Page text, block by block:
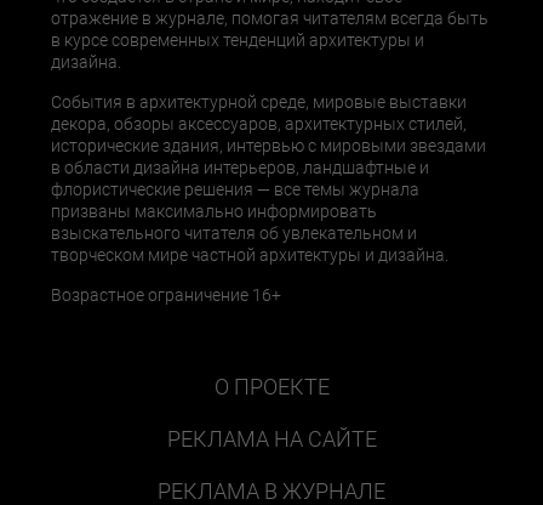
отражение в журнале, помогая читателям всегда быть
в курсе современных тенденций архитектуры и
дизайна.
События в архитектурной среде, мировые выставки
декора, обзоры аксессуаров, архитектурных стилей,
исторические здания, интервью с мировыми звездами
в области дизайна интерьеров, ландшафтные и
флористические решения — все темы журнала
призваны максимально информировать
взыскательного читателя об увлекательном и
творческом мире частной архитектуры и дизайна.
Возрастное ограничение 16+
О ПРОЕКТЕ
РЕКЛАМА НА САЙТЕ
РЕКЛАМА В ЖУРНАЛЕ